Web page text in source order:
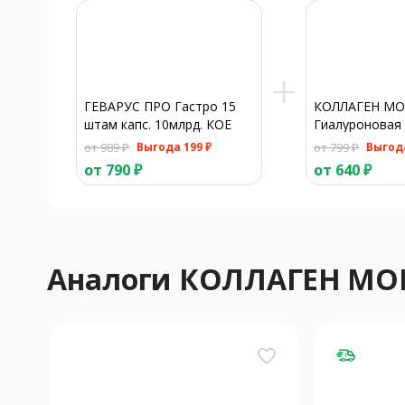
ГЕВАРУС ПРО Гастро 15
штам капс. 10млрд. КОЕ
N30
от 989 ₽ Выгода 199 ₽
от 790 ₽
КОЛЛАГЕН
(стик) 1 800мг
от 799 ₽
от 640 ₽
Аналоги КОЛЛАГЕН
favorite_border